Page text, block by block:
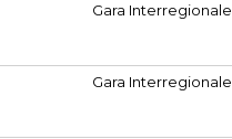
Gara Interregionale
Gara Interregionale